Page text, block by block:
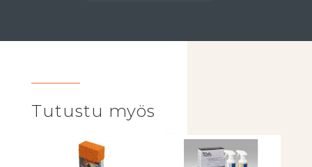
Tutustu myös